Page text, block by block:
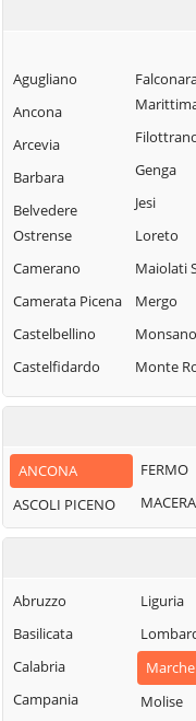
Agugliano
Ancona
Arcevia
Barbara
Belvedere
Ostrense
Camerano
Camerata Picena
Castelbellino
Castelfidardo
Castelleone di
Castelplanio
Cerreto d'Esi
Genga
Jesi
Loreto
Maiolati
Mergo
Monsano
Monte
Monte
Morro
Numana
Osimo
ANCONA
ASCOLI PICENO
FERMO
Abruzzo
Basilicata
Calabria
Campania
Liguria
Marche
Molise